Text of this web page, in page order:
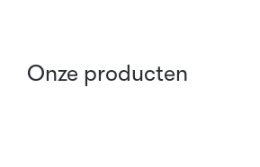
Onze producten